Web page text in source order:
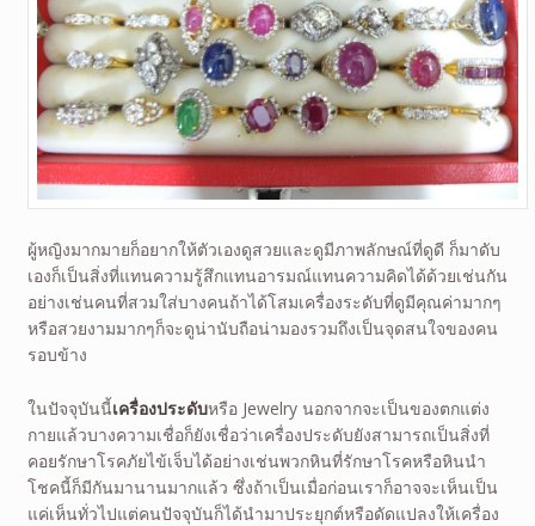
ผู้หญิงมากมายก็อยากให้ตัวเองดูสวยและดูมีภาพลักษณ์ที่ดูดี ก็มาดับ
เองก็เป็นสิ่งที่แทนความรู้สึกแทนอารมณ์แทนความคิดได้ด้วยเช่นกัน
อย่างเช่นคนที่สวมใส่บางคนถ้าได้โสมเครื่องระดับที่ดูมีคุณค่ามากๆ
หรือสวยงามมากๆก็จะดูน่านับถือน่ามองรวมถึงเป็นจุดสนใจของคน
รอบข้าง
ในปัจจุบันนี้เครื่องประดับหรือ Jewelry นอกจากจะเป็นของตกแต่ง
กายแล้วบางความเชื่อก็ยังเชื่อว่าเครื่องประดับยังสามารถเป็นสิ่งที่
คอยรักษาโรคภัยไข้เจ็บได้อย่างเช่นพวกหินที่รักษาโรคหรือหินนำ
โชคนี้ก็มีกันมานานมากแล้ว ซึ่งถ้าเป็นเมื่อก่อนเราก็อาจจะเห็นเป็น
แค่เห็นทั่วไปแต่คนปัจจุบันก็ได้นำมาประยุกต์หรือดัดแปลงให้เครื่อง